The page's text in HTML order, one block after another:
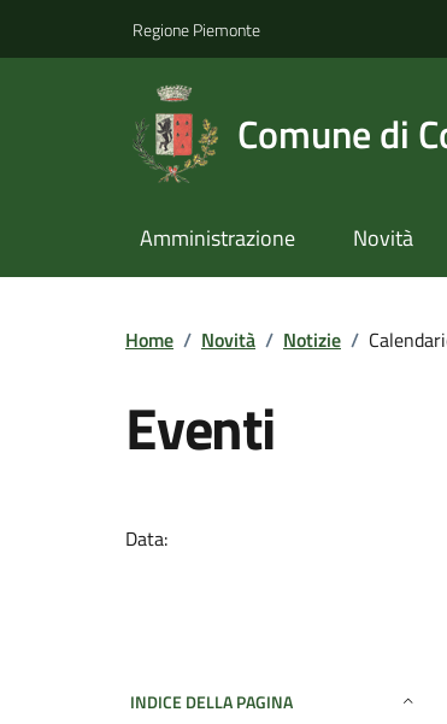
Regione Piemonte
Comune di
Amministrazione Novità
Home / Novità / Notizie /
Eventi
Data:
INDICE DELLA PAGINA